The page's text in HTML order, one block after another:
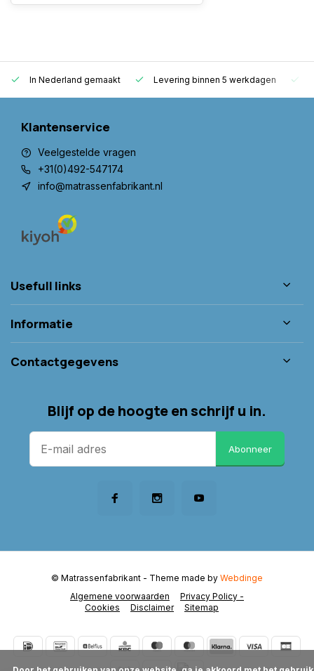
In Nederland gemaakt Levering binnen 5 werkdagen
Klantenservice
Veelgestelde vragen
+31(0)492-547174
info@matrassenfabrikant.nl
Usefull links
Informatie
Contactgegevens
Blijf op de hoogte en schrijf u in.
Abonneer
Algemene voorwaarden
Privacy Policy -
Cookies
Disclaimer Sitemap
© Matrassenfabrikant - Theme made by Webdinge